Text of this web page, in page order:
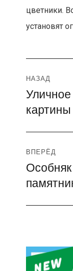
цветники.
установят
по
записям
НАЗАД
запись:
Уличное
ВПЕРЁД
Следующая
запись: